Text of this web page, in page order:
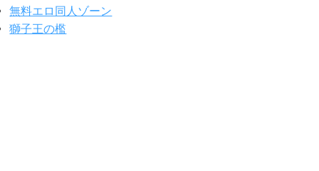
無料エロ同人ゾーン
獅子王の檻